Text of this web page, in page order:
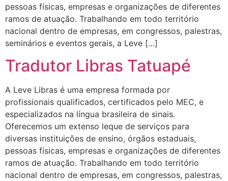
pessoas físicas, empresas e organizações de diferentes
ramos de atuação. Trabalhando em todo território
nacional dentro de empresas, em congressos, palestras,
seminários e eventos gerais, a Leve […]
Tradutor Libras Tatuapé
A Leve Libras é uma empresa formada por
profissionais qualificados, certificados pelo MEC, e
especializados na língua brasileira de sinais.
Oferecemos um extenso leque de serviços para
diversas instituições de ensino, órgãos estaduais,
pessoas físicas, empresas e organizações de diferentes
ramos de atuação. Trabalhando em todo território
nacional dentro de empresas, em congressos, palestras,